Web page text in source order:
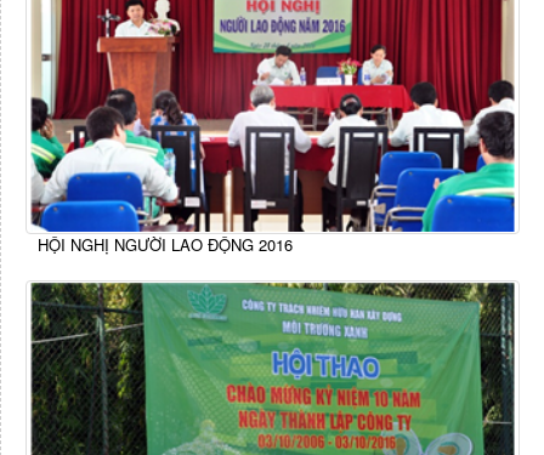
HỘI NGHỊ NGƯỜI LAO ĐỘNG 2016